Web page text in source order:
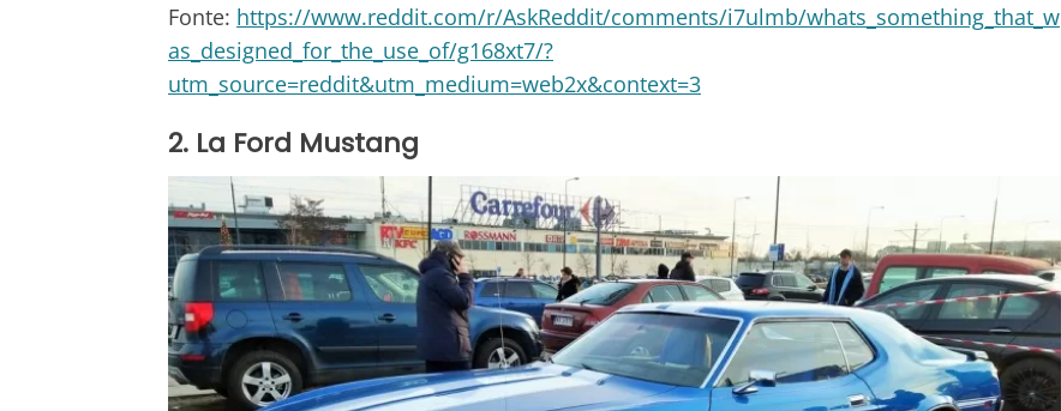
Fonte: https://www.reddit.com/r/AskReddit/comments/i7ulmb/whats_something_that_w
as_designed_for_the_use_of/g168xt7/?
utm_source=reddit&utm_medium=web2x&context=3
2. La Ford Mustang